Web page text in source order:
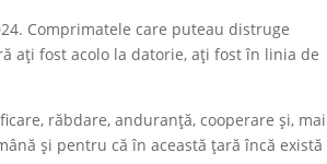
Comprimatele care puteau distruge
ați fost acolo la datorie, ați fost în linia de
răbdare, anduranță, cooperare și, mai
și pentru că în această țară încă există